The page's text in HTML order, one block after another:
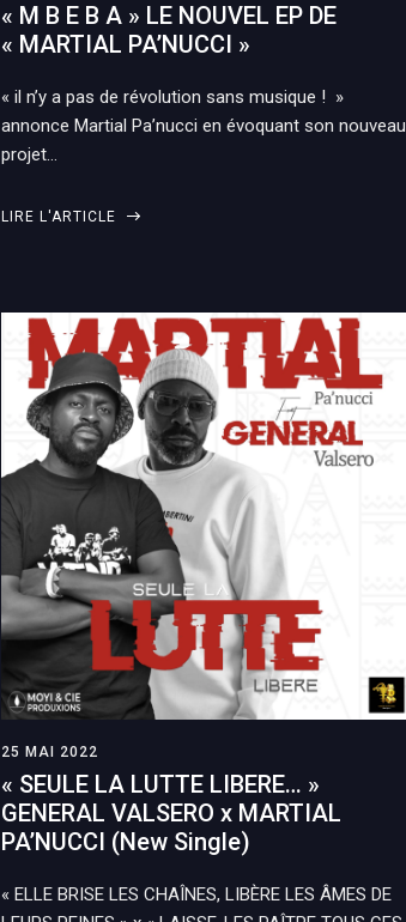
« M B E B A » LE NOUVEL EP DE
« MARTIAL PA’NUCCI »
« il n’y a pas de révolution sans musique ! »
annonce Martial Pa’nucci en évoquant son nouveau
projet…
LIRE L'ARTICLE
25 MAI 2022
« SEULE LA LUTTE LIBERE… »
GENERAL VALSERO x MARTIAL
PA’NUCCI (New Single)
« ELLE BRISE LES CHAÎNES, LIBÈRE LES ÂMES DE